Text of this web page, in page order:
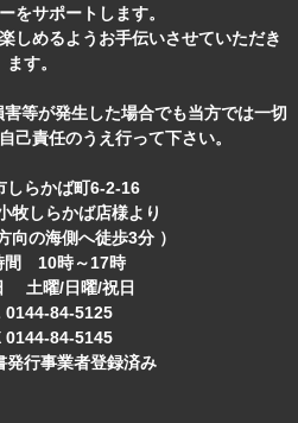
をサポートします。
しめるようお手伝いさせていただき
ます。
等が発生した場合でも当方では一切
己責任のうえ行って下さい。
しらかば町6-2-16
牧しらかば店様より
の海側へ徒歩3分 ）
間 10時～17時
土曜/日曜/祝日
0144-84-5125
0144-84-5145
発行事業者登録済み